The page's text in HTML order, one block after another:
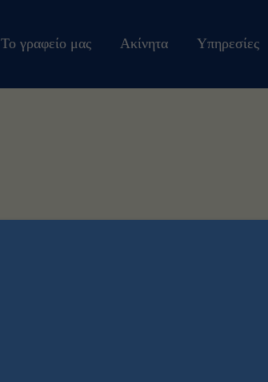
Το γραφείο μας Ακίνητα Υπηρεσίες